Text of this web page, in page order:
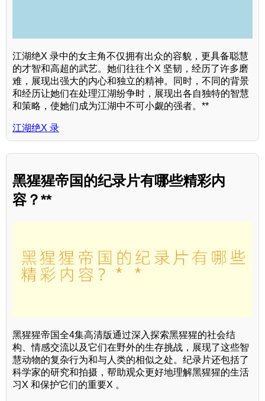
江湖绝X 录中的女主角不仅拥有出众的容貌，更具备聪慧
的才智和高超的武艺。她们往往个X 坚韧，经历了许多磨
难，展现出强大的内心和独立的精神。同时，不同的背景
和经历让她们在处理江湖纷争时，展现出各自独特的智慧
和策略，使她们成为江湖中不可小觑的强者。**
江湖绝X 录
黑猩猩帝国的纪录片有哪些精彩内
容？**
黑猩猩帝国全4集高清版通过深入探索黑猩猩的社会结
构、情感交流以及它们在野外的生存挑战，展现了这些智
慧动物的复杂行为和与人类的相似之处。纪录片还包括了
科学家的研究和拍摄，帮助观众更好地理解黑猩猩的生活
习X 和保护它们的重要X 。